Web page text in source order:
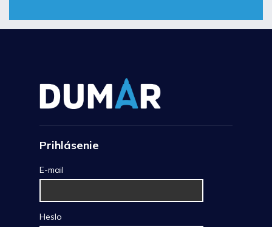
Prihlásenie
E-mail
Heslo